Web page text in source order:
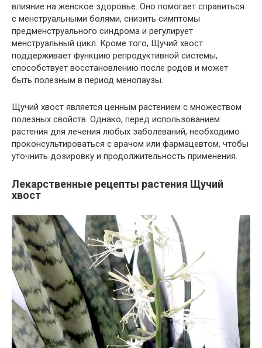
влияние на женское здоровье. Оно помогает справиться
с менструальными болями, снизить симптомы
предменструального синдрома и регулирует
менструальный цикл. Кроме того, Щучий хвост
поддерживает функцию репродуктивной системы,
способствует восстановлению после родов и может
быть полезным в период менопаузы.
Щучий хвост является ценным растением с множеством
полезных свойств. Однако, перед использованием
растения для лечения любых заболеваний, необходимо
проконсультироваться с врачом или фармацевтом, чтобы
уточнить дозировку и продолжительность применения.
Лекарственные рецепты растения Щучий
хвост